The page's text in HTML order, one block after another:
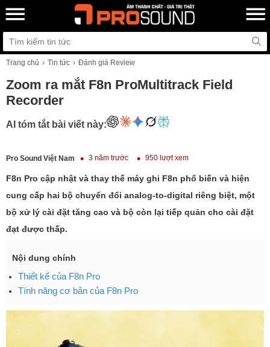
Trang chủ Tin tức Đánh giá Review
Zoom ra mắt F8n ProMultitrack Field
Recorder
AI tóm tắt bài viết này:
Pro Sound Việt Nam 3 năm trước 950 lượt xem
F8n Pro cập nhật và thay thế máy ghi F8n phổ biến và hiện
cung cấp hai bộ chuyển đổi analog-to-digital riêng biệt, một
bộ xử lý cài đặt tăng cao và bộ còn lại tiếp quản cho cài đặt
đạt được thấp.
Nội dung chính
Thiết kế của F8n Pro
Tính năng cơ bản của F8n Pro